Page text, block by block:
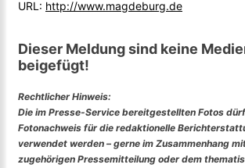
URL: http://www.magdeburg.de
Dieser Meldung sind keine
beigefügt!
Rechtlicher Hinweis:
Die im Presse-Service bereitgestellten Fotos
Fotonachweis für die redaktionelle
verwendet werden – gerne im Zusammenhang
zugehörigen Pressemitteilung oder dem